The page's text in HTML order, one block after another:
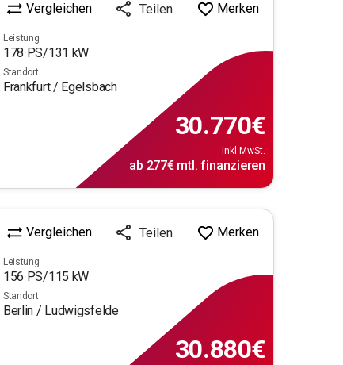
Vergleichen Teilen Merken
Leistung
178 PS/131 kW
Standort
Frankfurt / Egelsbach
30.770€
inkl.MwSt.
ab 277€mtl. finanzieren
Vergleichen Teilen Merken
Leistung
156 PS/115 kW
Standort
Berlin / Ludwigsfelde
30.880€